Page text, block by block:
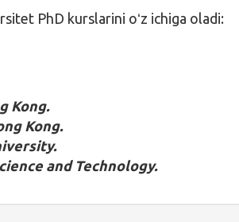
PhD kurslarini oʻz ichiga oladi:
Kong.
Kong.
and Technology.